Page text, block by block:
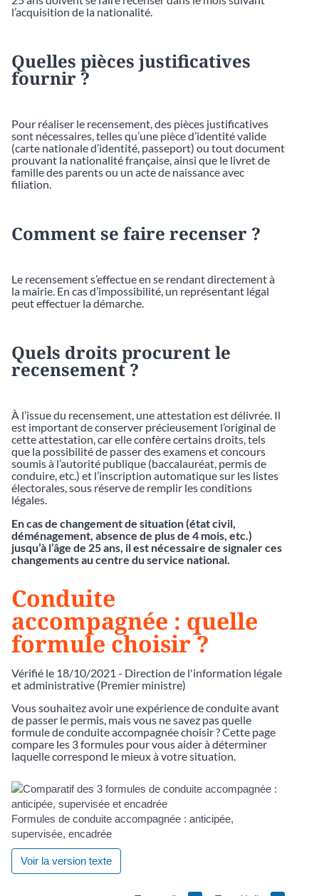
l’acquisition de la nationalité.
Quelles pièces justificatives
fournir ?
Pour réaliser le recensement, des pièces justificatives
sont nécessaires, telles qu’une pièce d’identité valide
(carte nationale d’identité, passeport) ou tout document
prouvant la nationalité française, ainsi que le livret de
famille des parents ou un acte de naissance avec
filiation.
Comment se faire recenser ?
Le recensement s’effectue en se rendant directement à
la mairie. En cas d’impossibilité, un représentant légal
peut effectuer la démarche.
Quels droits procurent le
recensement ?
À l’issue du recensement, une attestation est délivrée. Il
est important de conserver précieusement l’original de
cette attestation, car elle confère certains droits, tels
que la possibilité de passer des examens et concours
soumis à l’autorité publique (baccalauréat, permis de
conduire, etc.) et l’inscription automatique sur les listes
électorales, sous réserve de remplir les conditions
légales.
En cas de changement de situation (état civil,
déménagement, absence de plus de 4 mois, etc.)
jusqu’à l’âge de 25 ans, il est nécessaire de signaler ces
changements au centre du service national.
Conduite
accompagnée : quelle
formule choisir ?
Vérifié le 18/10/2021 - Direction de l'information légale
et administrative (Premier ministre)
Vous souhaitez avoir une expérience de conduite avant
de passer le permis, mais vous ne savez pas quelle
formule de conduite accompagnée choisir ? Cette page
compare les 3 formules pour vous aider à déterminer
laquelle correspond le mieux à votre situation.
Formules de conduite accompagnée : anticipée,
supervisée, encadrée
Voir la version texte